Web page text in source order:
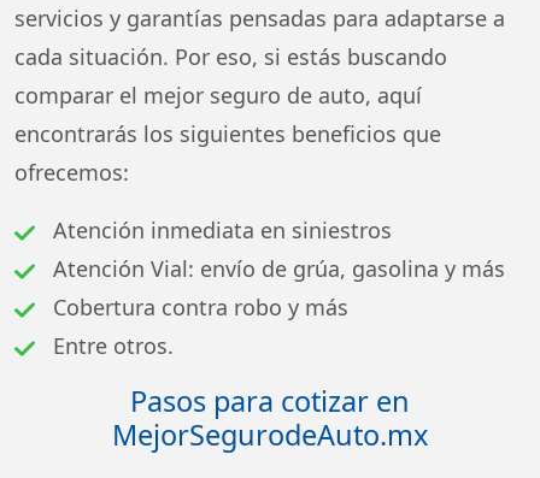
servicios y garantías pensadas para adaptarse a
cada situación. Por eso, si estás buscando
comparar el mejor seguro de auto, aquí
encontrarás los siguientes beneficios que
ofrecemos:
Atención inmediata en siniestros
Atención Vial: envío de grúa, gasolina y más
Cobertura contra robo y más
Entre otros.
Pasos para cotizar en
MejorSegurodeAuto.mx